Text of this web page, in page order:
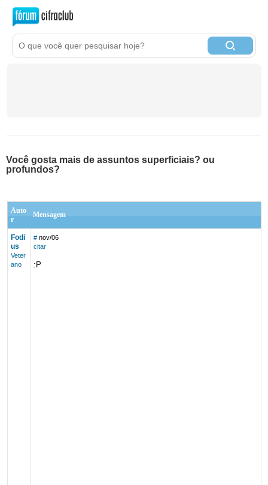
Você gosta mais de assuntos superficiais? ou
profundos?
Auto
r
Mensagem
Fodi
us
Veter
ano
# nov/06
citar
:P